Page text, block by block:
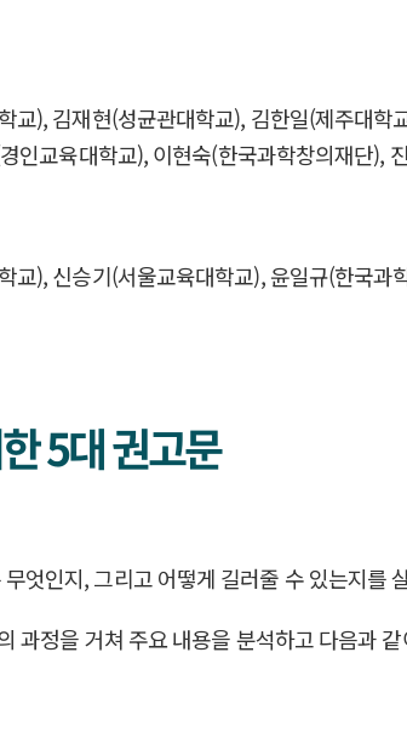
), 김재현(성균관대학교), 김한일(제주대
인교육대학교), 이현숙(한국과학창의재단),
), 신승기(서울교육대학교), 윤일규(한국
5대 권고문
엇인지, 그리고 어떻게 길러줄 수 있는지를
과정을 거쳐 주요 내용을 분석하고 다음과